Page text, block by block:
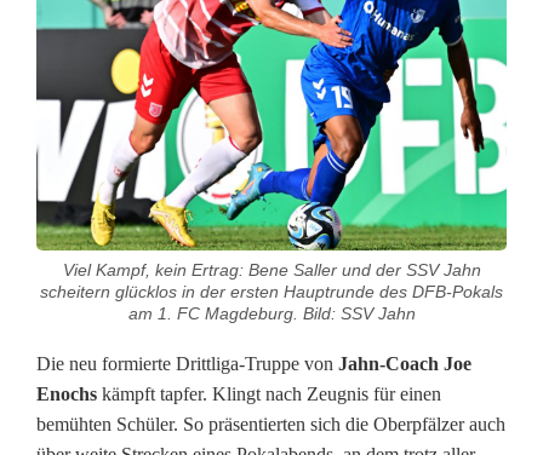
g
D
F
B
-
o
k
Viel Kampf, kein Ertrag: Bene Saller und der SSV Jahn
scheitern glücklos in der ersten Hauptrunde des DFB-Pokals
am 1. FC Magdeburg. Bild: SSV Jahn
Die neu formierte Drittliga-Truppe von Jahn-Coach Joe
Enochs kämpft tapfer. Klingt nach Zeugnis für einen
bemühten Schüler. So präsentierten sich die Oberpfälzer auch